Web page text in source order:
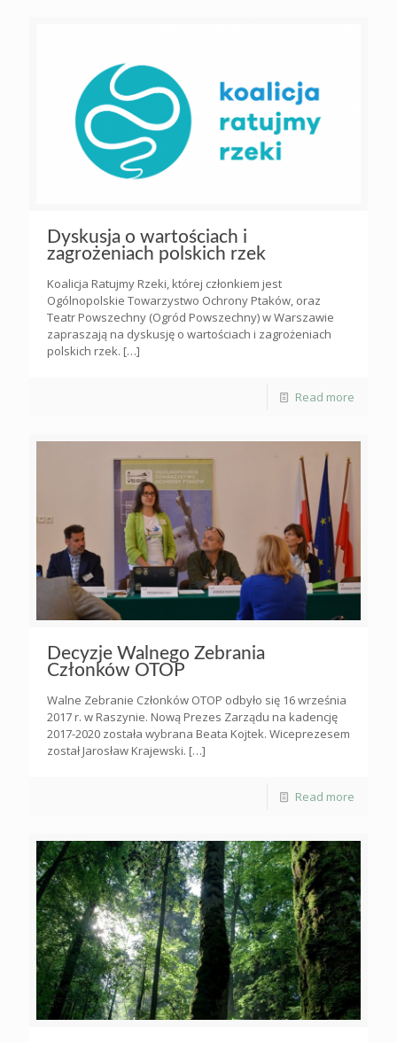
Dyskusja o wartościach i
zagrożeniach polskich rzek
Koalicja Ratujmy Rzeki, której członkiem jest
Ogólnopolskie Towarzystwo Ochrony Ptaków, oraz
Teatr Powszechny (Ogród Powszechny) w Warszawie
zapraszają na dyskusję o wartościach i zagrożeniach
polskich rzek. […]
Read more
Decyzje Walnego Zebrania
Członków OTOP
Walne Zebranie Członków OTOP odbyło się 16 września
2017 r. w Raszynie. Nową Prezes Zarządu na kadencję
2017-2020 została wybrana Beata Kojtek. Wiceprezesem
został Jarosław Krajewski. […]
Read more